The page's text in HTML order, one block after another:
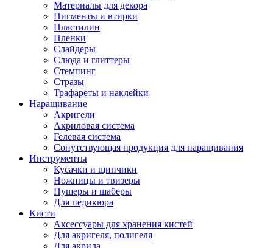
Материалы для декора
Пигменты и втирки
Пластилин
Пленки
Слайдеры
Слюда и глиттеры
Стемпинг
Стразы
Трафареты и наклейки
Наращивание
Акригели
Акриловая система
Гелевая система
Сопутствующая продукция для наращивания
Инструменты
Кусачки и щипчики
Ножницы и твизеры
Пушеры и шаберы
Для педикюра
Кисти
Аксессуары для хранения кистей
Для акригеля, полигеля